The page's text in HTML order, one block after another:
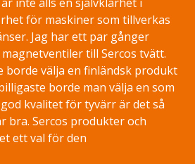
för maskiner som tillverkas
Jag har ett par gånger
till Sercos tvätt.
borde välja en finländsk produkt
borde man välja en som
kvalitet för tyvärr är det så
bra. Sercos produkter och
ett val för den